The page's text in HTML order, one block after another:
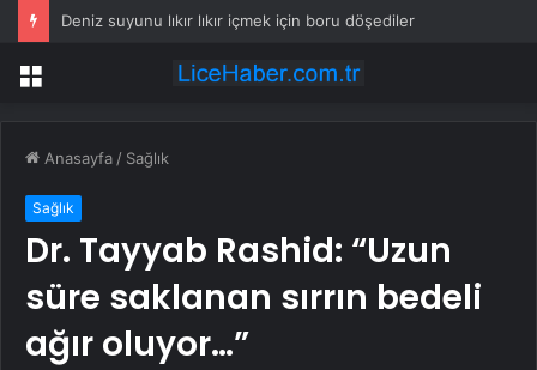
Deniz suyunu lıkır lıkır içmek için boru döşediler
Menü
Anasayfa / Sağlık
Sağlık
Dr. Tayyab Rashid: “Uzun
süre saklanan sırrın bedeli
ağır oluyor…”